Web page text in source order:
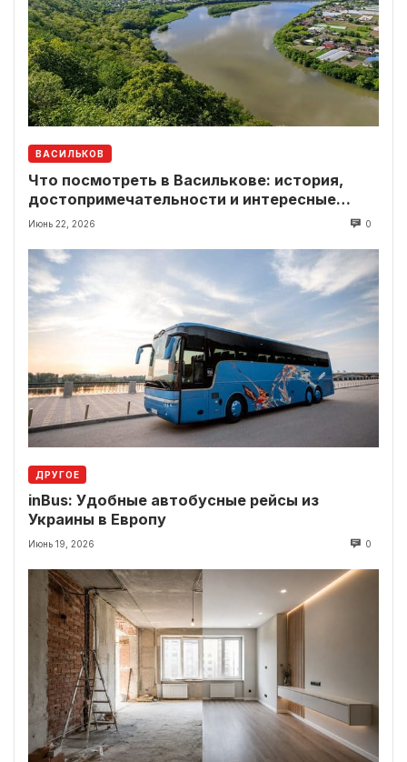
ВАСИЛЬКОВ
Что посмотреть в Василькове: история,
достопримечательности и интересные
локации рядом
Июнь 22, 2026 0
ДРУГОЕ
inBus: Удобные автобусные рейсы из
Украины в Европу
Июнь 19, 2026 0